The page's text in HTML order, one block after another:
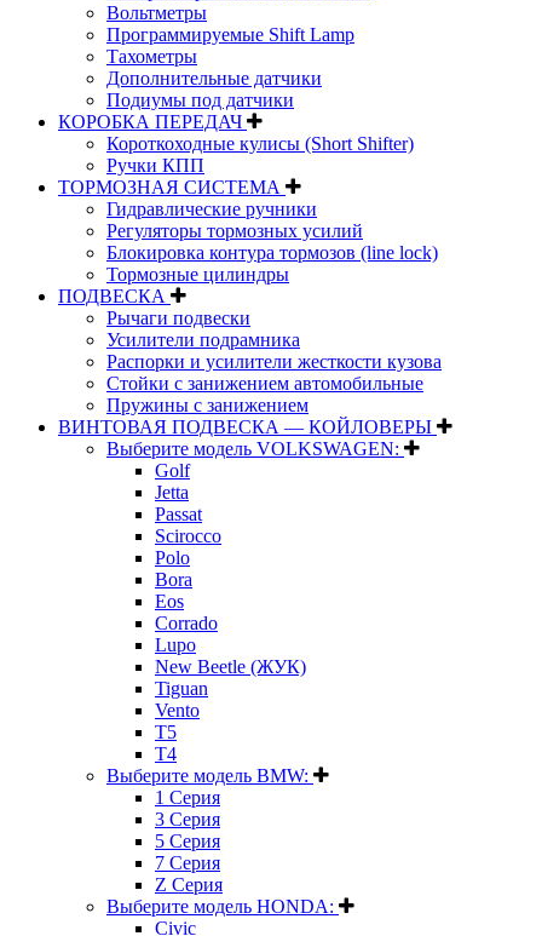
Вольтметры
Программируемые Shift Lamp
Тахометры
Дополнительные датчики
Подиумы под датчики
КОРОБКА ПЕРЕДАЧ
Короткоходные кулисы (Short Shifter)
Ручки КПП
ТОРМОЗНАЯ СИСТЕМА
Гидравлические ручники
Регуляторы тормозных усилий
Блокировка контура тормозов (line lock)
Тормозные цилиндры
ПОДВЕСКА
Рычаги подвески
Усилители подрамника
Распорки и усилители жесткости кузова
Стойки с занижением автомобильные
Пружины с занижением
ВИНТОВАЯ ПОДВЕСКА — КОЙЛОВЕРЫ
Выберите модель VOLKSWAGEN:
Golf
Jetta
Passat
Scirocco
Polo
Bora
Eos
Corrado
Lupo
New Beetle (ЖУК)
Tiguan
Vento
T5
T4
Выберите модель BMW:
1 Серия
3 Серия
5 Серия
7 Серия
Z Серия
Выберите модель HONDA:
Civic